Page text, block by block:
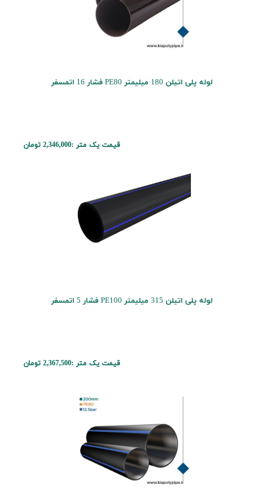
لوله پلی اتیلن 180 میلیمتر PE80 فشار 16 اتمسفر
قیمت یک متر :2,346,000 تومان
لوله پلی اتیلن 315 میلیمتر PE100 فشار 5 اتمسفر
قیمت یک متر :2,367,500 تومان